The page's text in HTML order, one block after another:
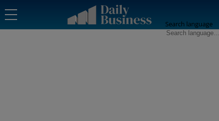
Search language